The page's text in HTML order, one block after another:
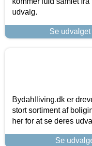
udvalg.
Se
Bydahlliving.dk er
stort sortiment af
her for at se deres
Se